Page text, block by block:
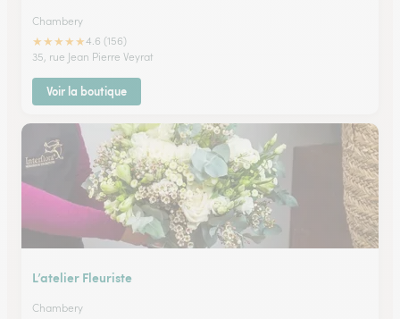
Chambery
★★★★★4.6 (156)
35, rue Jean Pierre Veyrat
Voir la boutique
L’atelier Fleuriste
Chambery